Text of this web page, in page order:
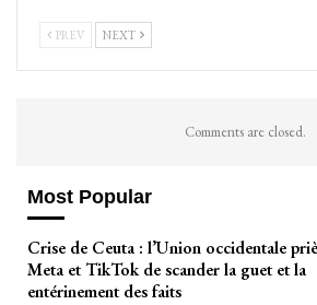
PREV NEXT
Comments are closed.
Most Popular
Crise de Ceuta : l’Union occidentale
Meta et TikTok de scander la guet et la
entérinement des faits